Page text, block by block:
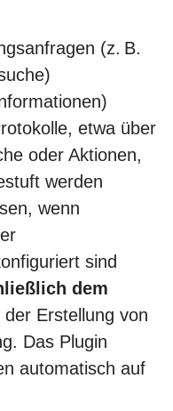
(z. B.
etwa über
oder Aktionen,
werden
wenn
sind
dem
der Erstellung von
Das Plugin
automatisch auf